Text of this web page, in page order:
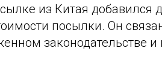
из Китая добавился
посылки. Он
законодательстве и